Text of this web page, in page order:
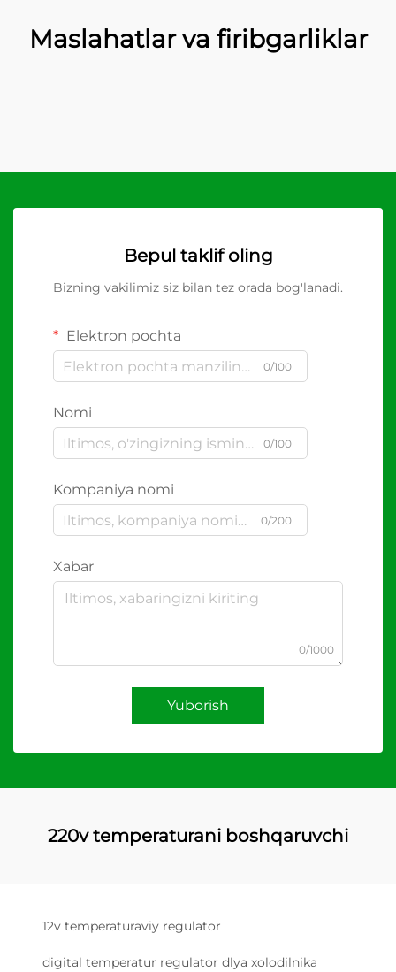
Maslahatlar va firibgarliklar
Bepul taklif oling
Bizning vakilimiz siz bilan tez orada bog'lanadi.
Elektron pochta
0/100
Nomi
0/100
Kompaniya nomi
0/200
Xabar
0/1000
Yuborish
220v temperaturani boshqaruvchi
12v temperaturaviy regulator
digital temperatur regulator dlya xolodilnika